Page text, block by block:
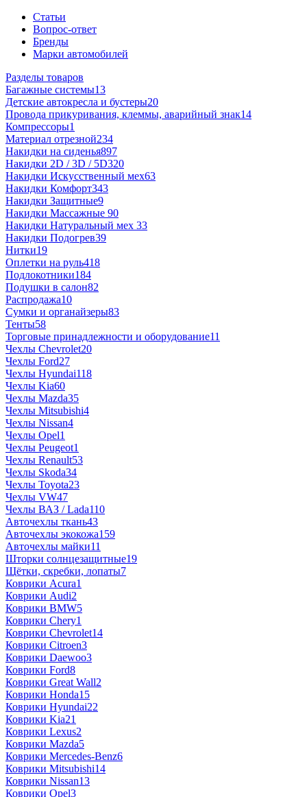
Статьи
Вопрос-ответ
Бренды
Марки автомобилей
Разделы товаров
Багажные системы13
Детские автокресла и бустеры20
Провода прикуривания, клеммы, аварийный знак14
Компрессоры1
Материал отрезной234
Накидки на сиденья897
Накидки 2D / 3D / 5D320
Накидки Искусственный мех63
Накидки Комфорт343
Накидки Защитные9
Накидки Массажные 90
Накидки Натуральный мех 33
Накидки Подогрев39
Нитки19
Оплетки на руль418
Подлокотники184
Подушки в салон82
Распродажа10
Сумки и органайзеры83
Тенты58
Торговые принадлежности и оборудование11
Чехлы Chevrolet20
Чехлы Ford27
Чехлы Hyundai118
Чехлы Kia60
Чехлы Mazda35
Чехлы Mitsubishi4
Чехлы Nissan4
Чехлы Opel1
Чехлы Peugeot1
Чехлы Renault53
Чехлы Skoda34
Чехлы Toyota23
Чехлы VW47
Чехлы ВАЗ / Lada110
Авточехлы ткань43
Авточехлы экокожа159
Авточехлы майки11
Шторки солнцезащитные19
Щётки, скребки, лопаты7
Коврики Acura1
Коврики Audi2
Коврики BMW5
Коврики Chery1
Коврики Chevrolet14
Коврики Citroen3
Коврики Daewoo3
Коврики Ford8
Коврики Great Wall2
Коврики Honda15
Коврики Hyundai22
Коврики Kia21
Коврики Lexus2
Коврики Mazda5
Коврики Mercedes-Benz6
Коврики Mitsubishi14
Коврики Nissan13
Коврики Opel3